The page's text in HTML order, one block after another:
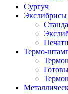
Сургуч
Экслибрисы
Термо-